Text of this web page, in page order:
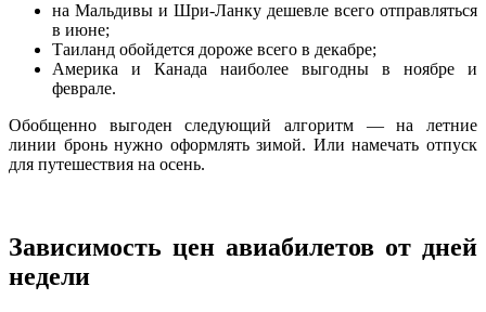
на Мальдивы и Шри-Ланку дешевле всего отправляться
в июне;
Таиланд обойдется дороже всего в декабре;
Америка и Канада наиболее выгодны в ноябре и
феврале.
Обобщенно выгоден следующий алгоритм — на летние
линии бронь нужно оформлять зимой. Или намечать отпуск
для путешествия на осень.
Зависимость цен авиабилетов от дней
недели